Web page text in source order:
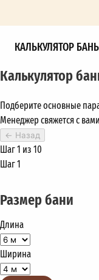
КАЛЬКУЛЯТОР
Калькулятор
Подберите основные
Менеджер свяжется с
← Назад
Шаг 1 из 10
Шаг 1
Размер бани
Длина
Ширина